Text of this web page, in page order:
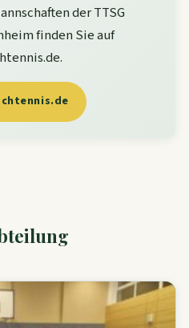
der TTSG
finden Sie auf